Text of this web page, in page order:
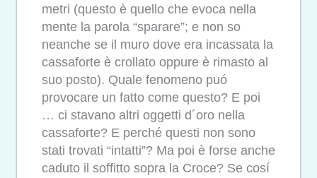
metri (questo è quello che evoca nella
mente la parola “sparare”; e non so
neanche se il muro dove era incassata la
cassaforte è crollato oppure è rimasto al
suo posto). Quale fenomeno puó
provocare un fatto come questo? E poi
… ci stavano altri oggetti d´oro nella
cassaforte? E perché questi non sono
stati trovati “intatti”? Ma poi è forse anche
caduto il soffitto sopra la Croce? Se cosí